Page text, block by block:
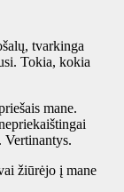
tvarkinga
Tokia, kokia
mane.
žiūrėjo į mane